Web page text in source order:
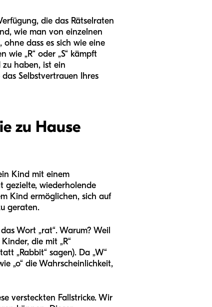
die das Rätselraten
wie man von einzelnen
dass es sich wie eine
„R“ oder „S“ kämpft
haben, ist ein
Selbstvertrauen Ihres
zu Hause
Kind mit einem
gezielte, wiederholende
Kind ermöglichen, sich auf
geraten.
Wort „rat“. Warum? Weil
die mit „R“
„Rabbit“ sagen). Da „W“
„o“ die Wahrscheinlichkeit,
versteckten Fallstricke. Wir